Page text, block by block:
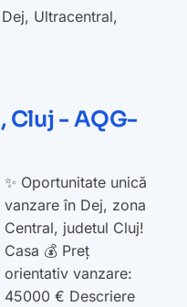
Dej, Ultracentral,
Cluj - AQG-
✨ Oportunitate unică
vanzare în Dej, zona
Central, judetul Cluj!
Casa 💰 Preț
orientativ vanzare:
45000 € Descriere